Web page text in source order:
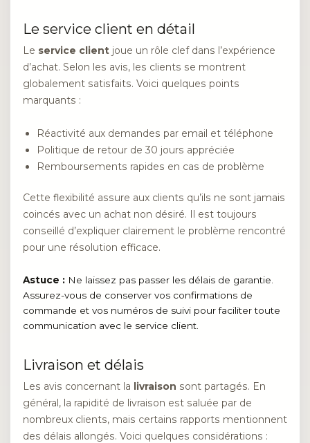
Le service client en détail
Le service client joue un rôle clef dans l’expérience
d’achat. Selon les avis, les clients se montrent
globalement satisfaits. Voici quelques points
marquants :
Réactivité aux demandes par email et téléphone
Politique de retour de 30 jours appréciée
Remboursements rapides en cas de problème
Cette flexibilité assure aux clients qu’ils ne sont jamais
coincés avec un achat non désiré. Il est toujours
conseillé d’expliquer clairement le problème rencontré
pour une résolution efficace.
Astuce : Ne laissez pas passer les délais de garantie.
Assurez-vous de conserver vos confirmations de
commande et vos numéros de suivi pour faciliter toute
communication avec le service client.
Livraison et délais
Les avis concernant la livraison sont partagés. En
général, la rapidité de livraison est saluée par de
nombreux clients, mais certains rapports mentionnent
des délais allongés. Voici quelques considérations :